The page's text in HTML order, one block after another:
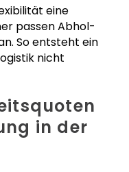
eine
passen Abhol-
So entsteht ein
nicht
in der